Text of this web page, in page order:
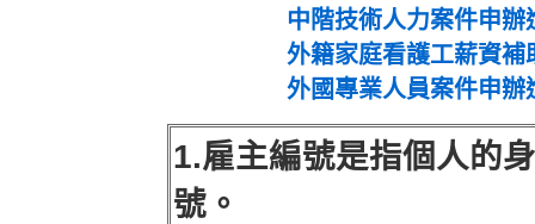
中階技術人力案件申辦
外籍家庭看護工薪資補
外國專業人員案件申辦
1.雇主編號是指個人的
號。